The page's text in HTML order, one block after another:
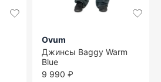
Ovum
Джинсы Baggy Warm
Blue
9 990 ₽